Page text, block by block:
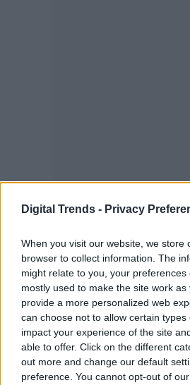
Digital Trends - Privacy
When you visit our website, we store
browser to collect information. The
might relate to you, your
mostly used to make the site work
provide a more personalized web
can choose not to allow certain
impact your experience of the site
able to offer. Click on the different
out more and change our default
preference. You cannot opt-out of
En conclusión, el LX 570
características de
que siempre necesitarás,